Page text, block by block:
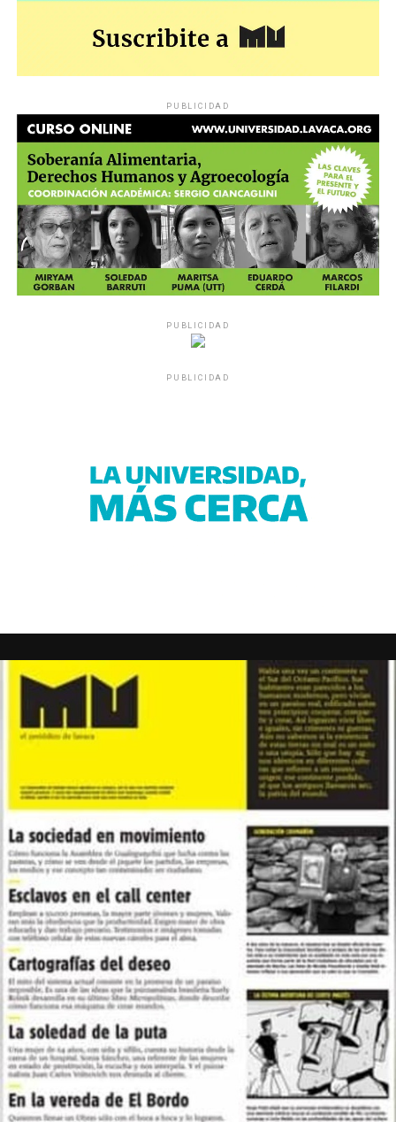
PUBLICIDAD
PUBLICIDAD
PUBLICIDAD